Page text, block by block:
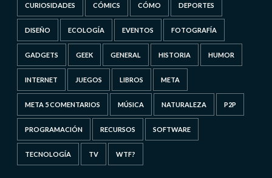
CURIOSIDADES CÓMICS CÓMO DEPORTES
DISEÑO ECOLOGÍA EVENTOS FOTOGRAFÍA
GADGETS GEEK GENERAL HISTORIA HUMOR
INTERNET JUEGOS LIBROS META
META 5 COMENTARIOS MÚSICA NATURALEZA P2P
PROGRAMACIÓN RECURSOS SOFTWARE
TECNOLOGÍA TV WTF?